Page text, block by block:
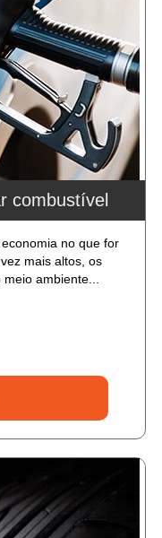
combustível
no que for
mais altos, os
ambiente...